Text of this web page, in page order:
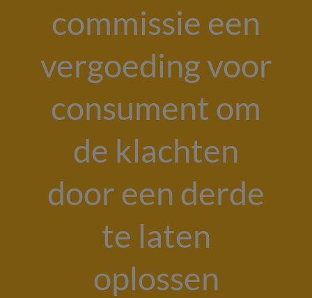
commissie een
vergoeding voor
consument om
de klachten
door een derde
te laten
oplossen